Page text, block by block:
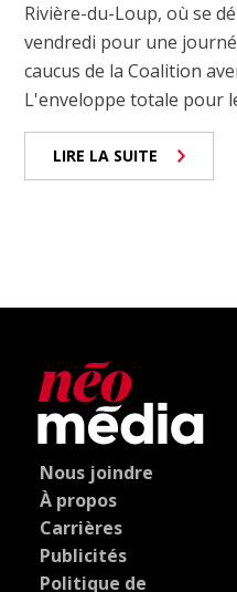
Rivière-du-Loup, où se
vendredi pour une
caucus de la Coalition
L'enveloppe totale pour
LIRE LA SUITE
Nous joindre
À propos
Carrières
Publicités
Politique de